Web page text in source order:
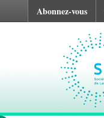
Abonnez-vous